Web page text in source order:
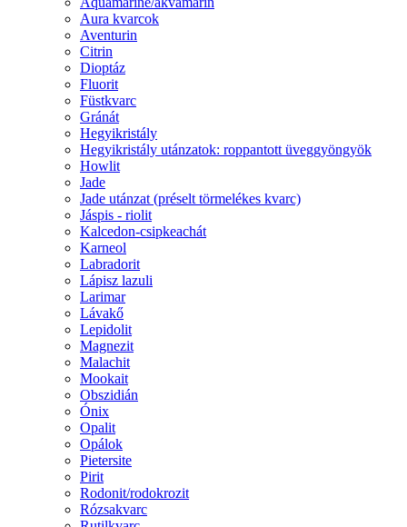
Aura kvarcok
Aventurin
Citrin
Dioptáz
Fluorit
Füstkvarc
Gránát
Hegyikristály
Hegyikristály utánzatok: roppantott üveggyöngyök
Howlit
Jade
Jade utánzat (préselt törmelékes kvarc)
Jáspis - riolit
Kalcedon-csipkeachát
Karneol
Labradorit
Lápisz lazuli
Larimar
Lávakő
Lepidolit
Magnezit
Malachit
Mookait
Obszidián
Ónix
Opalit
Opálok
Pietersite
Pirit
Rodonit/rodokrozit
Rózsakvarc